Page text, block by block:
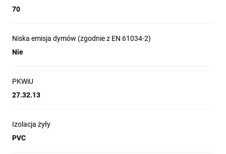
70
Niska emisja dymów (zgodnie z EN 61034-2)
Nie
PKWiU
27.32.13
Izolacja żyły
PVC